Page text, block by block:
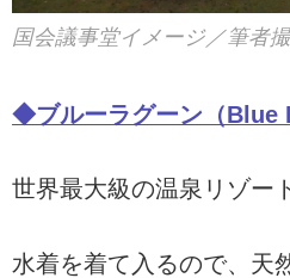
国会議事堂イメージ／筆者
◆ブルーラグーン（
世界最大級の温泉リゾー
水着を着て入るので、天